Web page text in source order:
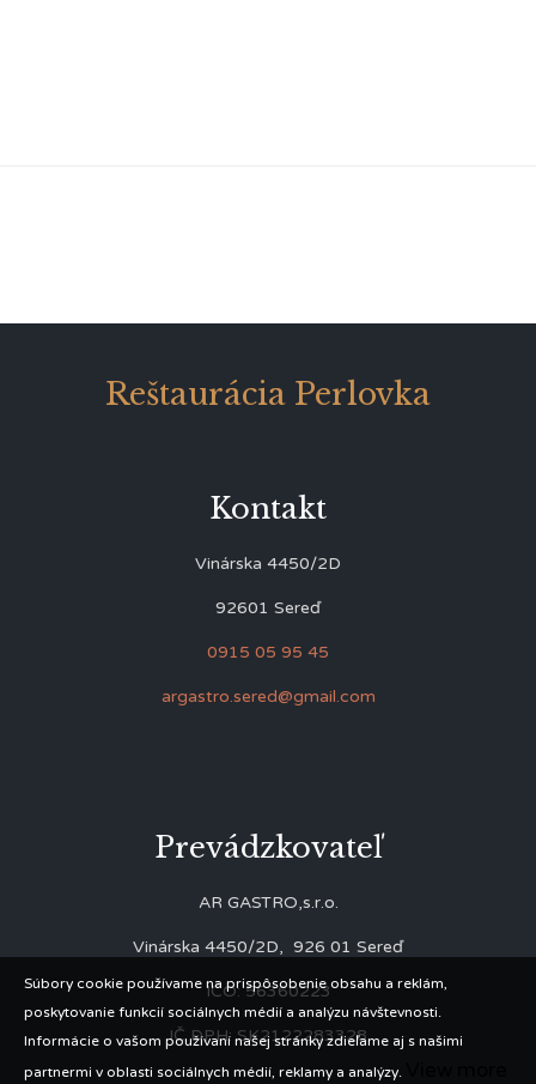
Reštaurácia Perlovka
Kontakt
Vinárska 4450/2D
92601 Sereď
0915 05 95 45
argastro.sered@gmail.com
Prevádzkovateľ
AR GASTRO,s.r.o.
Vinárska 4450/2D, 926 01 Sereď
IČO: 56360223
IČ DPH: SK2122283328
Súbory cookie používame na prispôsobenie obsahu a reklám,
poskytovanie funkcií sociálnych médií a analýzu návštevnosti.
Informácie o vašom používaní našej stránky zdieľame aj s našimi
partnermi v oblasti sociálnych médií, reklamy a analýzy.